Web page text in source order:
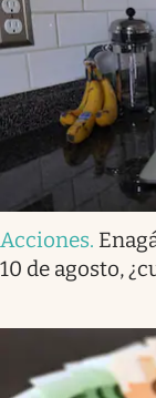
Acciones.
10 de agosto,